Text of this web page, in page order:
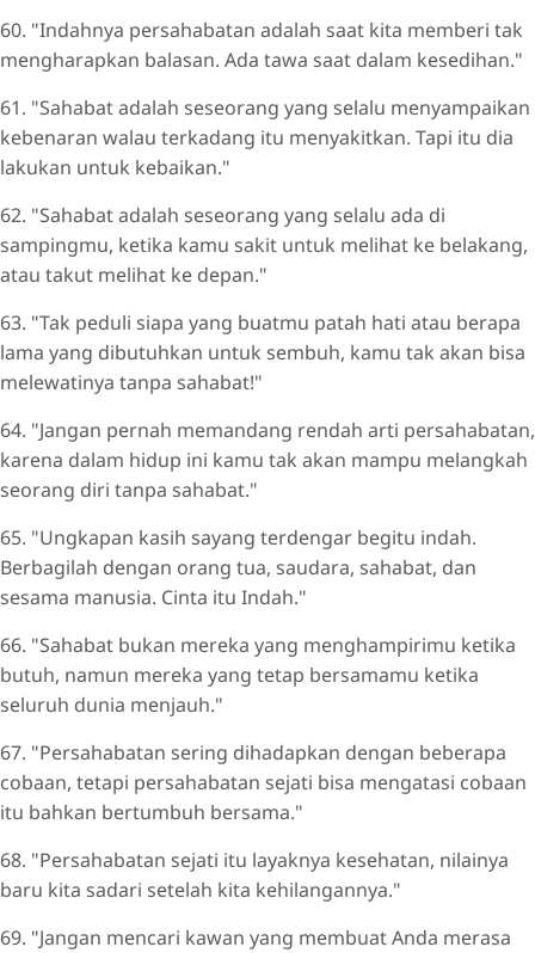
60. "Indahnya persahabatan adalah saat kita memberi tak
mengharapkan balasan. Ada tawa saat dalam kesedihan."
61. "Sahabat adalah seseorang yang selalu menyampaikan
kebenaran walau terkadang itu menyakitkan. Tapi itu dia
lakukan untuk kebaikan."
62. "Sahabat adalah seseorang yang selalu ada di
sampingmu, ketika kamu sakit untuk melihat ke belakang,
atau takut melihat ke depan."
63. "Tak peduli siapa yang buatmu patah hati atau berapa
lama yang dibutuhkan untuk sembuh, kamu tak akan bisa
melewatinya tanpa sahabat!"
64. "Jangan pernah memandang rendah arti persahabatan,
karena dalam hidup ini kamu tak akan mampu melangkah
seorang diri tanpa sahabat."
65. "Ungkapan kasih sayang terdengar begitu indah.
Berbagilah dengan orang tua, saudara, sahabat, dan
sesama manusia. Cinta itu Indah."
66. "Sahabat bukan mereka yang menghampirimu ketika
butuh, namun mereka yang tetap bersamamu ketika
seluruh dunia menjauh."
67. "Persahabatan sering dihadapkan dengan beberapa
cobaan, tetapi persahabatan sejati bisa mengatasi cobaan
itu bahkan bertumbuh bersama."
68. "Persahabatan sejati itu layaknya kesehatan, nilainya
baru kita sadari setelah kita kehilangannya."
69. "Jangan mencari kawan yang membuat Anda merasa